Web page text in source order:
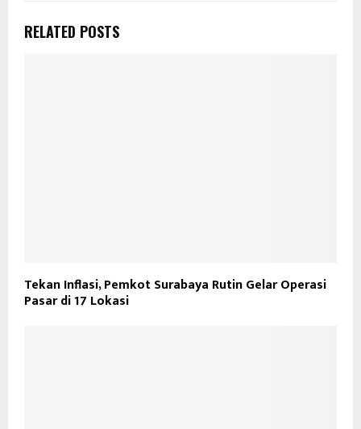
RELATED POSTS
Tekan Inflasi, Pemkot Surabaya Rutin Gelar Operasi
Pasar di 17 Lokasi